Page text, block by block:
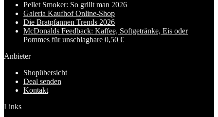
Pellet Smoker: So grillt man 2026
Galeria Kaufhof Online-Shop
Die Bratpfannen Trends 2026
McDonalds Feedback: Kaffee, Softgetränke, Eis oder
Pommes für unschlagbare 0,50 €
Anbieter
Shopübersicht
Deal senden
Kontakt
Links